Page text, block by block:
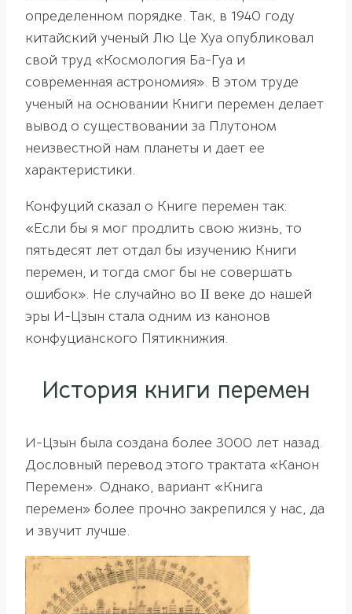
определенном порядке. Так, в 1940 году
китайский ученый Лю Це Хуа опубликовал
свой труд «Космология Ба-Гуа и
современная астрономия». В этом труде
ученый на основании Книги перемен делает
вывод о существовании за Плутоном
неизвестной нам планеты и дает ее
характеристики.
Конфуций сказал о Книге перемен так:
«Если бы я мог продлить свою жизнь, то
пятьдесят лет отдал бы изучению Книги
перемен, и тогда смог бы не совершать
ошибок». Не случайно во ІІ веке до нашей
эры И-Цзын стала одним из канонов
конфуцианского Пятикнижия.
История книги перемен
И-Цзын была создана более 3000 лет назад.
Дословный перевод этого трактата «Канон
Перемен». Однако, вариант «Книга
перемен» более прочно закрепился у нас, да
и звучит лучше.